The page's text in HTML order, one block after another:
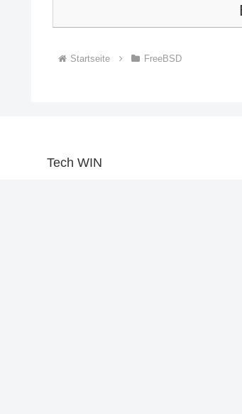
Startseite FreeBSD
Tech WIN